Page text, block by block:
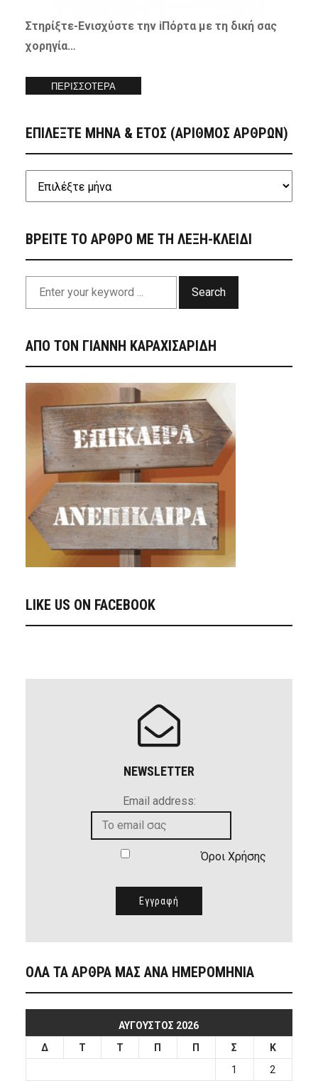
Στηρίξτε-Ενισχύστετην iΠόρτα με τη δική σας
χορηγία…
ΠΕΡΙΣΣΟΤΕΡΑ
ΕΠΙΛΕΞΤΕ ΜΗΝΑ & ΕΤΟΣ (ΑΡΙΘΜΟΣ ΑΡΘΡΩΝ)
ΒΡΕΙΤΕ ΤΟ ΑΡΘΡΟ ΜΕ ΤΗ ΛΕΞΗ-ΚΛΕΙΔΙ
Search
ΑΠΟ ΤΟΝ ΓΙΑΝΝΗ ΚΑΡΑΧΙΣΑΡΙΔΗ
LIKE US ON FACEBOOK
NEWSLETTER
Email address:
Όροι Χρήσης
ΟΛΑ ΤΑ ΑΡΘΡΑ ΜΑΣ ΑΝΑ ΗΜΕΡΟΜΗΝΙΑ
ΑΎΓΟΥΣΤΟΣ 2026
Δ
Τ Τ Π Π Σ
Κ
1
2